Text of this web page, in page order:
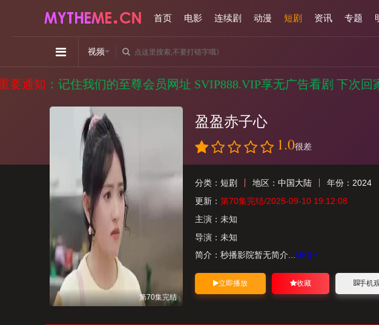
首页 电影 连续剧 动漫 短剧 资讯 专题
视频
：记住我们的至尊会员网址 SVIP888.VIP享无广告看剧 下次回家观影
第70集完结
盈盈赤子心
1.0很差
分类： 短剧 地区： 中国大陆 年份： 2024
更新： 第70集完结/2025-09-10 19:12:08
主演： 未知
导演： 未知
简介： 秒播影院暂无简介... 详情
立即播放 收藏 手机